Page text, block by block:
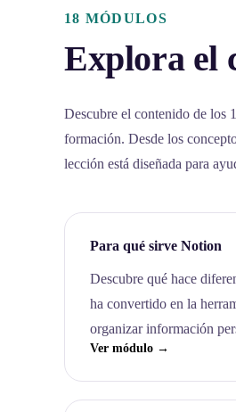
18 MÓDULOS
Explora el
Descubre el contenido de los
formación. Desde los
lección está diseñada para
Para qué sirve Notion
Descubre qué hace
ha convertido en la
organizar información
Ver módulo →